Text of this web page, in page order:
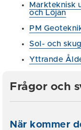
Markteknisk
och Löjan
PM
Sol- och
Yttrande
Frågor och
När kommer